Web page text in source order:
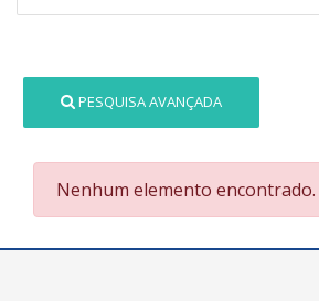
PESQUISA AVANÇADA
Nenhum elemento encontrado.